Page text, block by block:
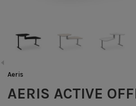
Aeris
AERIS ACTIVE